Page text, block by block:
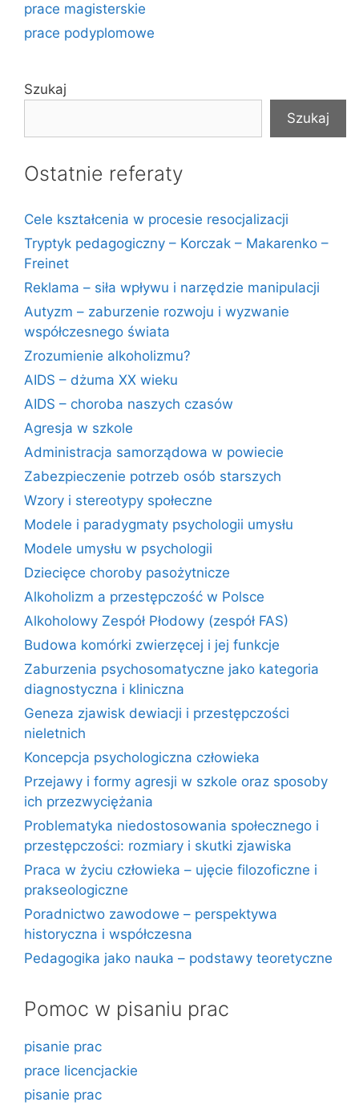
prace magisterskie
prace podyplomowe
Szukaj
Szukaj
Ostatnie referaty
Cele kształcenia w procesie resocjalizacji
Tryptyk pedagogiczny – Korczak – Makarenko –
Freinet
Reklama – siła wpływu i narzędzie manipulacji
Autyzm – zaburzenie rozwoju i wyzwanie
współczesnego świata
Zrozumienie alkoholizmu?
AIDS – dżuma XX wieku
AIDS – choroba naszych czasów
Agresja w szkole
Administracja samorządowa w powiecie
Zabezpieczenie potrzeb osób starszych
Wzory i stereotypy społeczne
Modele i paradygmaty psychologii umysłu
Modele umysłu w psychologii
Dziecięce choroby pasożytnicze
Alkoholizm a przestępczość w Polsce
Alkoholowy Zespół Płodowy (zespół FAS)
Budowa komórki zwierzęcej i jej funkcje
Zaburzenia psychosomatyczne jako kategoria
diagnostyczna i kliniczna
Geneza zjawisk dewiacji i przestępczości
nieletnich
Koncepcja psychologiczna człowieka
Przejawy i formy agresji w szkole oraz sposoby
ich przezwyciężania
Problematyka niedostosowania społecznego i
przestępczości: rozmiary i skutki zjawiska
Praca w życiu człowieka – ujęcie filozoficzne i
prakseologiczne
Poradnictwo zawodowe – perspektywa
historyczna i współczesna
Pedagogika jako nauka – podstawy teoretyczne
Pomoc w pisaniu prac
pisanie prac
prace licencjackie
pisanie prac